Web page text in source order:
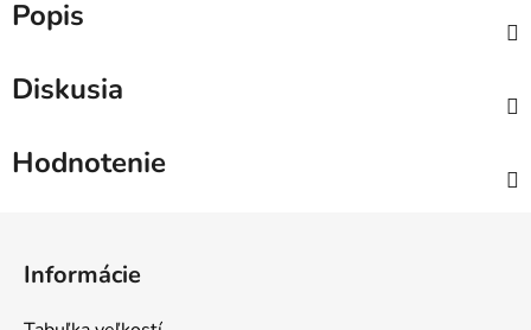
Popis
Diskusia
Hodnotenie
Informácie